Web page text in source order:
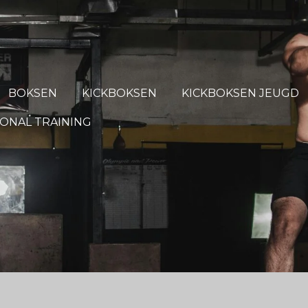
BOKSEN KICKBOKSEN KICKBOKSEN JEUGD
TRAINING